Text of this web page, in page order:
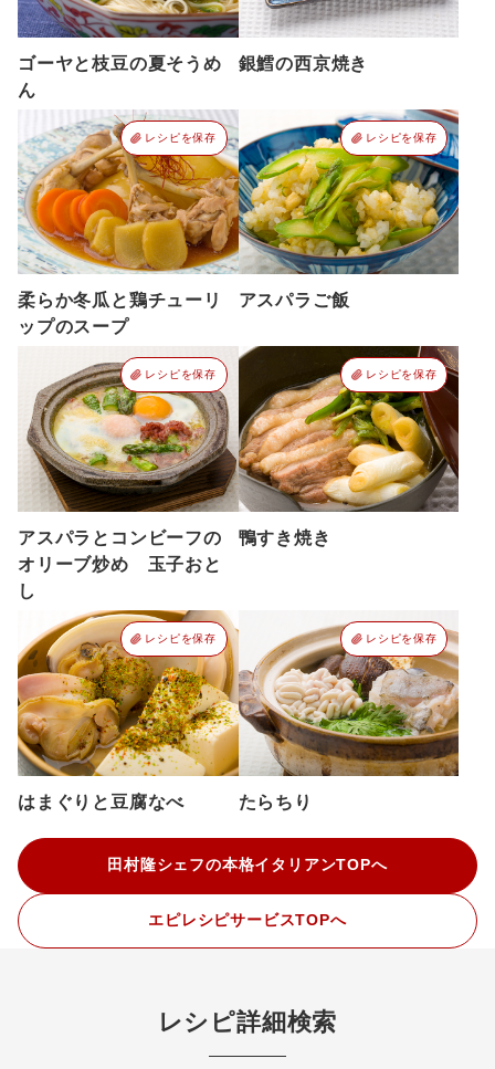
ゴーヤと枝豆の夏そうめ
ん
銀鱈の西京焼き
レシピを保存
柔らか冬瓜と鶏チューリ
ップのスープ
レシピを保存
アスパラご飯
レシピを保存
アスパラとコンビーフの
オリーブ炒め 玉子おと
し
レシピを保存
鴨すき焼き
レシピを保存
はまぐりと豆腐なべ
レシピを保存
たらちり
田村隆シェフの本格イタリアンTOPへ
エピレシピサービスTOPへ
レシピ詳細検索